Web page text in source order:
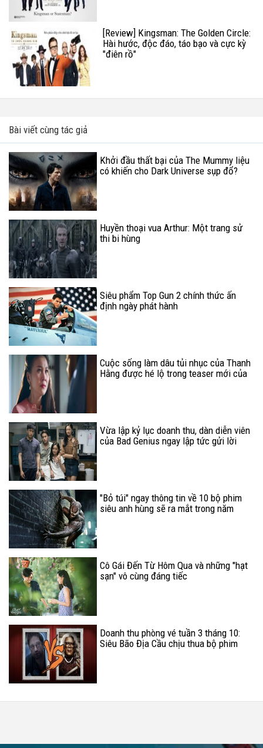
[Review] Kingsman: The Golden Circle:
Hài hước, độc đáo, táo bạo và cực kỳ
"điên rồ"
Bài viết cùng tác giả
Khởi đầu thất bại của The Mummy liệu
có khiến cho Dark Universe sụp đổ?
Huyền thoại vua Arthur: Một trang sử
thi bi hùng
Siêu phẩm Top Gun 2 chính thức ấn
định ngày phát hành
Cuộc sống làm dâu tủi nhục của Thanh
Hằng được hé lộ trong teaser mới của
Vừa lập kỷ lục doanh thu, dàn diễn viên
của Bad Genius ngay lập tức gửi lời
"Bỏ túi" ngay thông tin về 10 bộ phim
siêu anh hùng sẽ ra mắt trong năm
Cô Gái Đến Từ Hôm Qua và những "hạt
sạn" vô cùng đáng tiếc
Doanh thu phòng vé tuần 3 tháng 10:
Siêu Bão Địa Cầu chịu thua bộ phim